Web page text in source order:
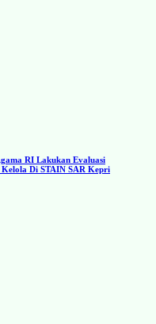
RI Lakukan Evaluasi
Di STAIN SAR Kepri